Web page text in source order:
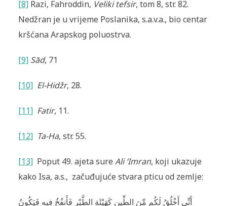
[8]Razi, Fahroddin, Veliki tefsir, tom 8, str. 82.
Nedžran je u vrijeme Poslanika, s.a.v.a., bio centar
kršćana Arapskog poluostrva.
[9] Sād, 71
[10] El-Hidžr, 28.
[11] Fatir, 11.
[12] Ta-Ha, str. 55.
[13]Poput 49. ajeta sure Ali ‘Imran, koji ukazuje
kako Isa, a.s., začuđujuće stvara pticu od zemlje:
أَنِّي أَخْلُقُ لَكُم مِّنَ الطِّينِ كَهَيْئَةِ الطَّيْرِ فَأَنفُخُ فِيهِ فَيَكُونُ